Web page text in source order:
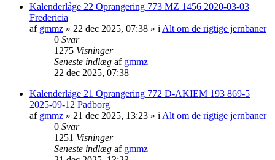
Kalenderlåge 22 Oprangering 773 MZ 1456 2020-03-03
Fredericia
af gmmz » 22 dec 2025, 07:38 » i Alt om de rigtige jernbaner
0 Svar
1275 Visninger
Seneste indlæg af gmmz
22 dec 2025, 07:38
Kalenderlåge 21 Oprangering 772 D-AKIEM 193 869-5
2025-09-12 Padborg
af gmmz » 21 dec 2025, 13:23 » i Alt om de rigtige jernbaner
0 Svar
1251 Visninger
Seneste indlæg af gmmz